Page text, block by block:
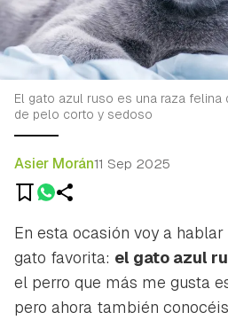
El gato azul ruso es una raza
de pelo corto y sedoso
Asier Morán11 Sep 2025
En esta ocasión voy a
gato favorita: el gato azul
el perro que más me gusta
pero ahora también